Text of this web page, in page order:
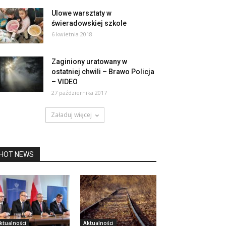
Ulowe warsztaty w
świeradowskiej szkole
6 kwietnia 2018
Zaginiony uratowany w
ostatniej chwili – Brawo Policja
– VIDEO
27 października 2017
Załaduj więcej
NEWS
Aktualności